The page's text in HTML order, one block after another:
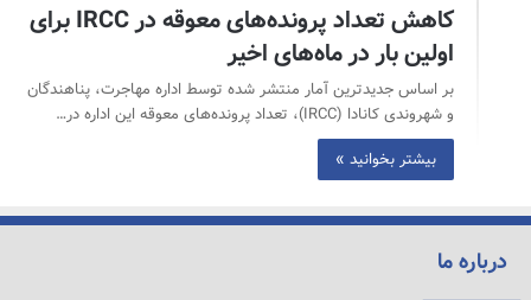
کاهش تعداد پرونده‌های معوقه در IRCC برای
اولین بار در ماه‌های اخیر
بر اساس جدیدترین آمار منتشر شده توسط اداره مهاجرت، پناهندگان
و شهروندی کانادا (IRCC)، تعداد پرونده‌های معوقه این اداره در…
بیشتر بخوانید »
درباره ما